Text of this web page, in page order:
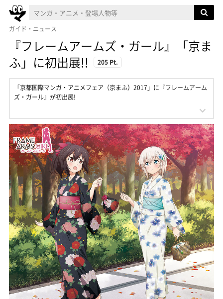
ガイド・ニュース
『フレームアームズ・ガール』「京ま
ふ」に初出展!!
205 Pt.
「京都国際マンガ・アニメフェア（京まふ）2017」に『フレームアーム
ズ・ガール』が初出展!